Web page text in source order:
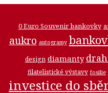
0 Euro Souvenir bankovky
aukro autogramy
design diamanty
filatelistické výstavy fosilie
investice do